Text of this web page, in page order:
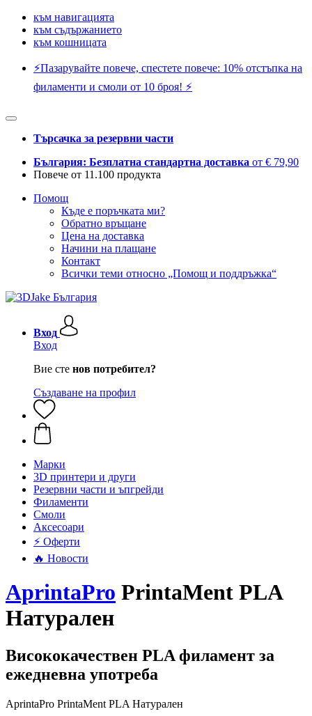
към навигацията
към съдържанието
към кошницата
⚡️Пазарувайте повече, спестете повече: 10% отстъпка на
филаменти и смоли от 10 броя! ⚡️
Търсачка за резервни части
България: Безплатна стандартна доставка от € 79,90
Повече от 11.100 продукта
Помощ
Къде е поръчката ми?
Обратно връщане
Цена на доставка
Начини на плащане
Контакт
Всички теми относно „Помощ и поддръжка“
Вход
Вход
Вие сте нов потребител?
Създаване на профил
Mарки
3D принтери и други
Резервни части и ъпгрейди
Филаменти
Смоли
Аксесоари
⚡ Оферти
🔥 Новости
AprintaPro PrintaMent PLA
Натурален
Висококачествен PLA филамент за
ежедневна употреба
AprintaPro PrintaMent PLA Натурален